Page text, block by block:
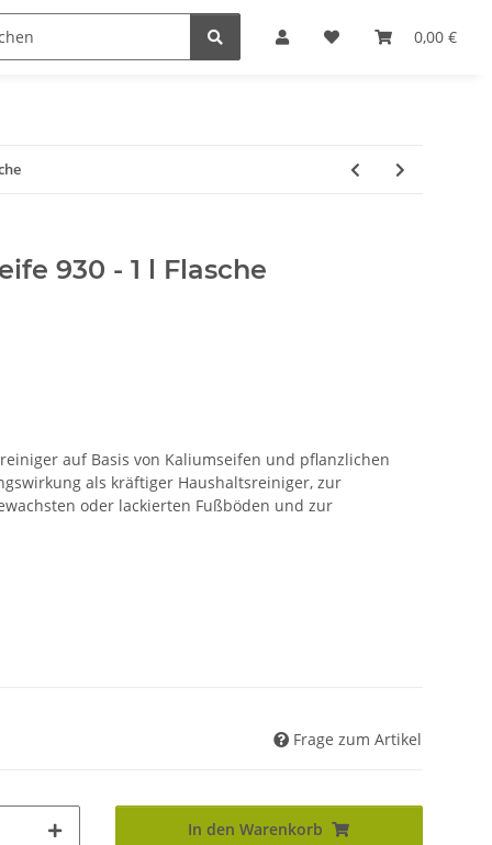
0,00 €
& Ölen Einfach machen
930 - 1 l Flasche
auf Basis von Kaliumseifen und pflanzlichen
als kräftiger Haushaltsreiniger, zur
oder lackierten Fußböden und zur
Frage zum Artikel
In den Warenkorb